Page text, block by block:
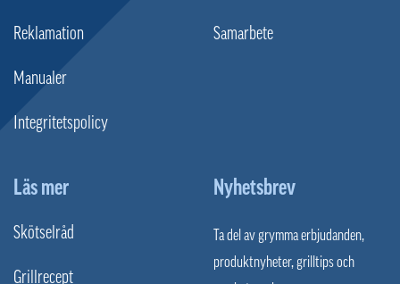
Reklamation
Manualer
Integritetspolicy
Samarbete
Läs mer
Skötselråd
Grillrecept
Nyhetsbrev
Ta del av grymma erbjudanden,
produktnyheter, grilltips och